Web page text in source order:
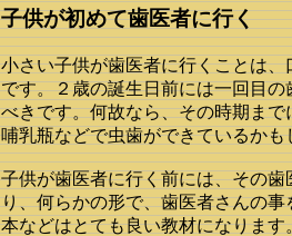
子供が初めて歯医者に行く
小さい子供が歯医者に行くことは
です。２歳の誕生日前には一回目
べきです。何故なら、その時期ま
哺乳瓶などで虫歯ができているかも
子供が歯医者に行く前には、その
り、何らかの形で、歯医者さんの
本などはとても良い教材になります